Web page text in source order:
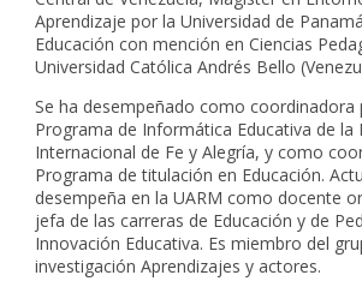
Aprendizaje por la Universidad de
Educación con mención en Ciencias
Universidad Católica Andrés Bello
Se ha desempeñado como coordinadora
Programa de Informática Educativa de la
Internacional de Fe y Alegría, y como
Programa de titulación en Educación.
desempeña en la UARM como docente
jefa de las carreras de Educación y de
Innovación Educativa. Es miembro del
investigación Aprendizajes y actores.